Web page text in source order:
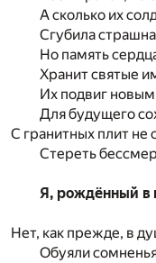
А сколько их
Сгубила
Но память
Хранит святые
Их подвиг
Для будущего
С гранитных плит не
Стереть
Я, рождённый в
Нет, как прежде, в
Обуяли